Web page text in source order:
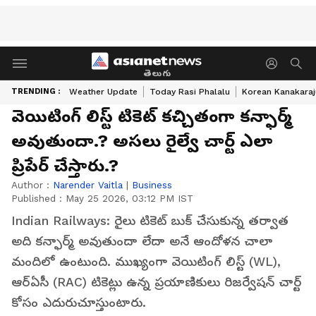
తెలుగు
TRENDING : Weather Update Today Rasi Phalalu Korean
వెయిటింగ్ లిస్ట్ టికెట్ క‌చ్చితంగా క‌న్ఫార్మ్
అవుతుందా.? అస‌లు రైల్వే చార్ట్ ఎలా
ప్రిపేర్ చేస్తారు.?
Author : Narender Vaitla | Business
Published : May 25 2026, 03:12 PM IST
Indian Railways: రైలు టికెట్ బుక్ చేసుకున్న తర్వాత
అది క‌న్ఫార్మ్‌ అవుతుందా లేదా అనే ఆందోళన చాలా
మందిలో ఉంటుంది. ముఖ్యంగా వెయిటింగ్ లిస్ట్ (WL),
ఆర్‌ఏసీ (RAC) టికెట్లు ఉన్న ప్రయాణికులు రిజర్వేషన్ చార్ట్
కోసం ఎదురుచూస్తుంటారు.